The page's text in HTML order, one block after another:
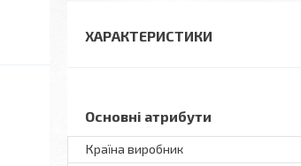
ХАРАКТЕРИСТИКИ
Основні атрибути
Країна виробник